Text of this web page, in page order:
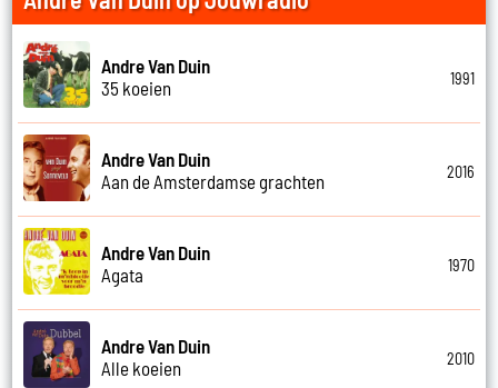
Andre Van Duin
35 koeien
1991
Andre Van Duin
Aan de Amsterdamse grachten
2016
Andre Van Duin
Agata
1970
Andre Van Duin
Alle koeien
2010